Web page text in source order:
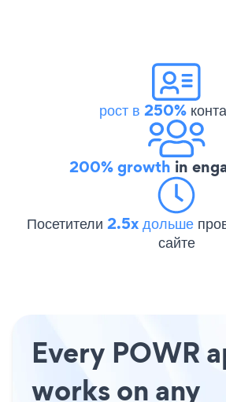
рост в 250%
200% growth in
Посетители 2.5x дольше
сайте
Every POWR
works on any